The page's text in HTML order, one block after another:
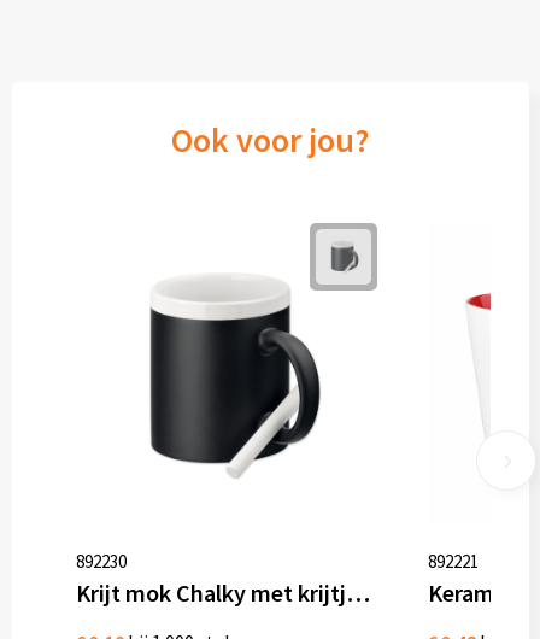
Ook voor jou?
892230
Krijt mok Chalky met krijtje, 330 ml
892221
Keramiek